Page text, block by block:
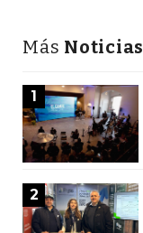
Más Noticias
1
2